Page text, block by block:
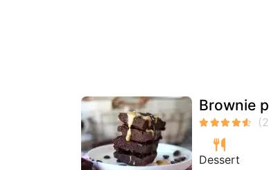
Brownie
Dessert